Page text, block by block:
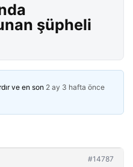
şüpheli
ve en son 2 ay 3 hafta önce
#14787